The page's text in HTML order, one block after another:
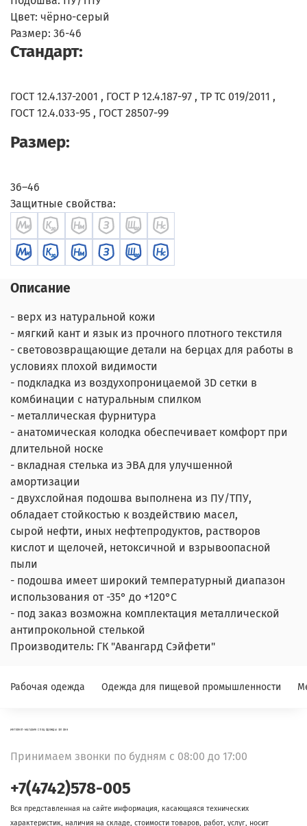
Цвет: чёрно-серый
Размер: 36-46
Стандарт:
ГОСТ 12.4.137-2001 , ГОСТ Р 12.4.187-97 , ТР ТС 019/2011 ,
ГОСТ 12.4.033-95 , ГОСТ 28507-99
Размер:
36–46
Защитные свойства:
Описание
- верх из натуральной кожи
- мягкий кант и язык из прочного плотного текстиля
- световозвращающие детали на берцах для работы в
условиях плохой видимости
- подкладка из воздухопроницаемой 3D сетки в
комбинации с натуральным спилком
- металлическая фурнитура
- анатомическая колодка обеспечивает комфорт при
длительной носке
- вкладная стелька из ЭВА для улучшенной
амортизации
- двухслойная подошва выполнена из ПУ/ТПУ,
обладает стойкостью к воздействию масел,
сырой нефти, иных нефтепродуктов, растворов
кислот и щелочей, нетоксичной и взрывоопасной
пыли
- подошва имеет широкий температурный диапазон
использования от -35° до +120°С
- под заказ возможна комплектация металлической
антипрокольной стелькой
Производитель: ГК "Авангард Сэйфети"
Рабочая одежда Одежда для пищевой промышленности
ИНТЕРНЕТ-МАГАЗИН СПЕЦОДЕЖДЫ ФЛОКК
Принимаем звонки по будням с 08:00 до 17:00
+7(4742)578-005
Вся представленная на сайте информация, касающаяся технических
характеристик, наличия на складе, стоимости товаров, работ, услуг, носит